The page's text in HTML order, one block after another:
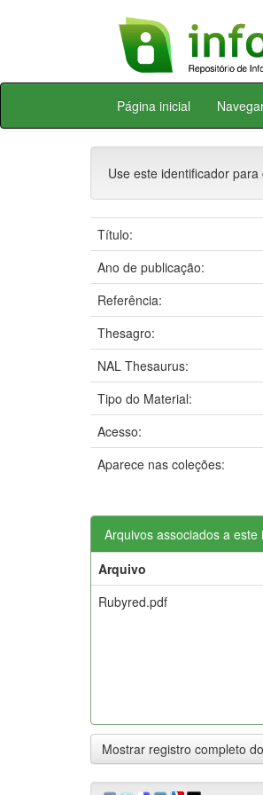
Skip
Página inicial
Use este identificador
Título:
Ano de publicação:
Referência:
Thesagro:
NAL Thesaurus:
Tipo do Material:
Acesso:
Aparece nas coleções:
Arquivos associados a este
Arquivo
Rubyred.pdf
Mostrar registro completo